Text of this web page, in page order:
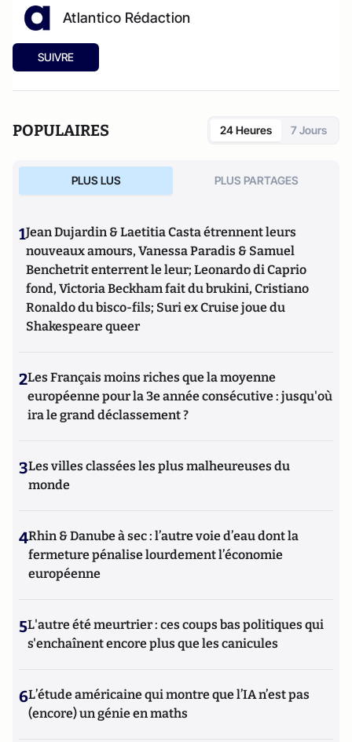
Atlantico Rédaction
SUIVRE
POPULAIRES 24 Heures 7 Jours
PLUS LUS PLUS PARTAGES
1Jean Dujardin & Laetitia Casta étrennent leurs
nouveaux amours, Vanessa Paradis & Samuel
Benchetrit enterrent le leur; Leonardo di Caprio
fond, Victoria Beckham fait du brukini, Cristiano
Ronaldo du bisco-fils; Suri ex Cruise joue du
Shakespeare queer
2Les Français moins riches que la moyenne
européenne pour la 3e année consécutive : jusqu'où
ira le grand déclassement ?
3Les villes classées les plus malheureuses du
monde
4Rhin & Danube à sec : l’autre voie d’eau dont la
fermeture pénalise lourdement l’économie
européenne
5L'autre été meurtrier : ces coups bas politiques qui
s'enchaînent encore plus que les canicules
6L’étude américaine qui montre que l’IA n’est pas
(encore) un génie en maths